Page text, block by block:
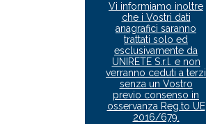
Vi informiamo inoltre
che i Vostri dati
anagrafici saranno
trattati solo ed
esclusivamente da
UNIRETE S.r.l. e non
verranno ceduti a terzi
senza un Vostro
previo consenso in
osservanza Reg.to UE
2016/679.